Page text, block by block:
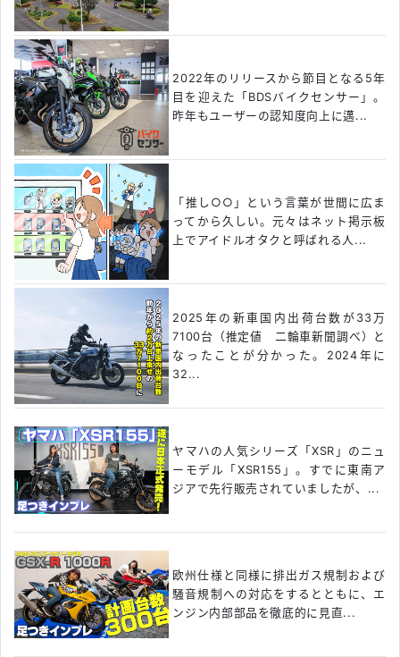
2022年のリリースから節目となる5年
目を迎えた「BDSバイクセンサー」。
昨年もユーザーの認知度向上に邁...
「推し○○」という言葉が世間に広ま
ってから久しい。元々はネット掲示板
上でアイドルオタクと呼ばれる人...
2025年の新車国内出荷台数が33万
7100台（推定値 二輪車新聞調べ）と
なったことが分かった。2024年に
32...
ヤマハの人気シリーズ「XSR」のニュ
ーモデル「XSR155」。すでに東南ア
ジアで先行販売されていましたが、...
欧州仕様と同様に排出ガス規制および
騒音規制への対応をするとともに、エ
ンジン内部部品を徹底的に見直...